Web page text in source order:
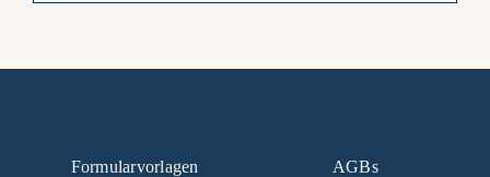
Formularvorlagen AGBs